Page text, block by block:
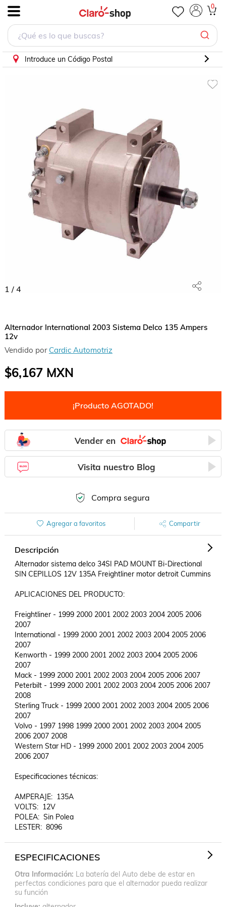
0
Introduce un Código Postal
1 / 4
Alternador International 2003 Sistema Delco 135 Ampers
12v
Vendido por Cardic Automotriz
$6,167MXN
¡Producto AGOTADO!
Vender en
Visita nuestro Blog
Compra segura
Agregar a favoritos Compartir
Descripción
Alternador sistema delco 34SI PAD MOUNT Bi-Directional
SIN CEPILLOS 12V 135A Freightliner motor detroit Cummins
APLICACIONES DEL PRODUCTO:
Freightliner - 1999 2000 2001 2002 2003 2004 2005 2006
2007
International - 1999 2000 2001 2002 2003 2004 2005 2006
2007
Kenworth - 1999 2000 2001 2002 2003 2004 2005 2006
2007
Mack - 1999 2000 2001 2002 2003 2004 2005 2006 2007
Peterbilt - 1999 2000 2001 2002 2003 2004 2005 2006 2007
2008
Sterling Truck - 1999 2000 2001 2002 2003 2004 2005 2006
2007
Volvo - 1997 1998 1999 2000 2001 2002 2003 2004 2005
2006 2007 2008
Western Star HD - 1999 2000 2001 2002 2003 2004 2005
2006 2007
Especificaciones técnicas:
AMPERAJE:  135A
VOLTS:  12V
POLEA:  Sin Polea
LESTER:  8096
ESPECIFICACIONES
Otra Información La batería del Auto debe de estar en
perfectas condiciones para que el alternador pueda realizar
su función
Alternador International 2003 Sistema Delco 135 Ampers